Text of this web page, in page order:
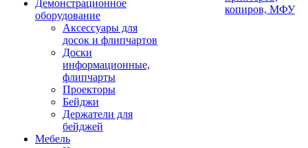
Демонстрационное
оборудование
Аксессуары для
досок и флипчартов
Доски
информационные,
флипчарты
Проекторы
Бейджи
Держатели для
бейджей
Мебель
копиров, МФУ